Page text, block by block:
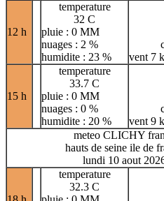
12 h
temperature
32 C
pluie : 0 MM
nuages : 2 %
humidite : 23 %
vent 7
15 h
temperature
33.7 C
pluie : 0 MM
nuages : 0 %
humidite : 20 %
vent 9
meteo CLICHY
hauts de seine ile de
lundi 10 aout
temperature
32.3 C